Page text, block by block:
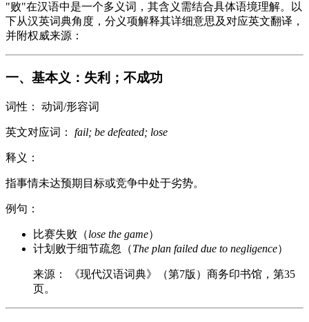
"败"在汉语中是一个多义词，其含义需结合具体语境理解。以
下从汉英词典角度，分义项解释其详细意思及对应英文翻译，
并附权威来源：
一、基本义：失利；不成功
词性： 动词/形容词
英文对应词： fail; be defeated; lose
释义：
指事情未达预期目标或竞争中处于劣势。
例句：
比赛失败（lose the game）
计划败于细节疏忽（The plan failed due to negligence）
来源： 《现代汉语词典》（第7版）商务印书馆，第35
页。